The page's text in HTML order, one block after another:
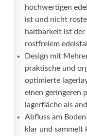
hochwertigen
ist und nicht
haltbarkeit ist der
rostfreiem
Design mit
praktische und
optimierte
einen geringeren
lagerfläche als
Abfluss am
klar und sammelt